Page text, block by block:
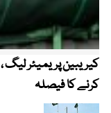
کرنے کا فیصلہ